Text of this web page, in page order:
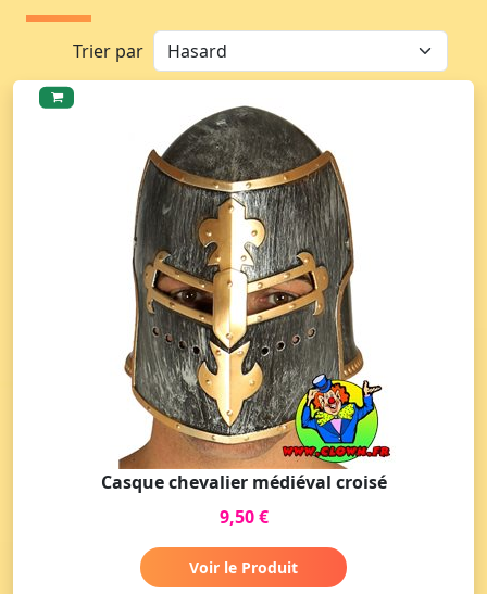
Trier par
Casque chevalier médiéval croisé
9,50 €
Voir le Produit